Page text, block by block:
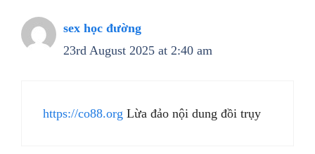
sex học đường
23rd August 2025 at 2:40 am
https://co88.org Lừa đảo nội dung đồi trụy